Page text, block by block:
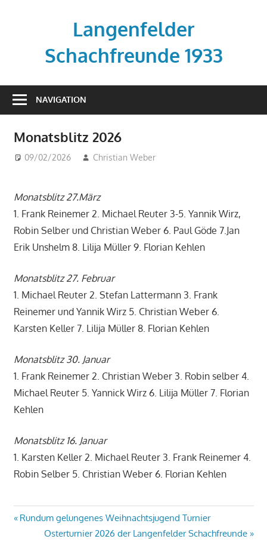
Langenfelder
Schachfreunde 1933
der
NAVIGATION
Monatsblitz 2026
09/02/2026 Christian Weber
Monatsblitz 27.März
1. Frank Reinemer 2. Michael Reuter 3-5. Yannik Wirz,
Robin Selber und Christian Weber 6. Paul Göde 7.Jan
Erik Unshelm 8. Lilija Müller 9. Florian Kehlen
Monatsblitz 27. Februar
1. Michael Reuter 2. Stefan Lattermann 3. Frank
Reinemer und Yannik Wirz 5. Christian Weber 6.
Karsten Keller 7. Lilija Müller 8. Florian Kehlen
Monatsblitz 30. Januar
1. Frank Reinemer 2. Christian Weber 3. Robin selber 4.
Michael Reuter 5. Yannick Wirz 6. Lilija Müller 7. Florian
Kehlen
Monatsblitz 16. Januar
1. Karsten Keller 2. Michael Reuter 3. Frank Reinemer 4.
Robin Selber 5. Christian Weber 6. Florian Kehlen
Beitragsnavigation
Vorheriger
Beitrag:
Rundum gelungenes Weihnachtsjugend Turnier
Nächster
Osterturnier 2026 der Langenfelder Schachfreunde